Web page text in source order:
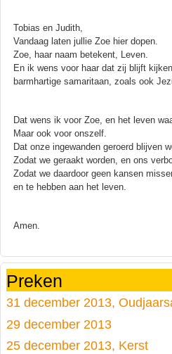
Tobias en Judith,
Vandaag laten jullie Zoe hier dopen.
Zoe, haar naam betekent, Leven.
En ik wens voor haar dat zij blijft
barmhartige samaritaan, zoals ook
Dat wens ik voor Zoe, en het leven
Maar ook voor onszelf.
Dat onze ingewanden geroerd blijven
Zodat we geraakt worden, en ons
Zodat we daardoor geen kansen
en te hebben aan het leven.
Amen.
Preken
31 december 2013,
29 december 2013
25 december 2013, Kerst